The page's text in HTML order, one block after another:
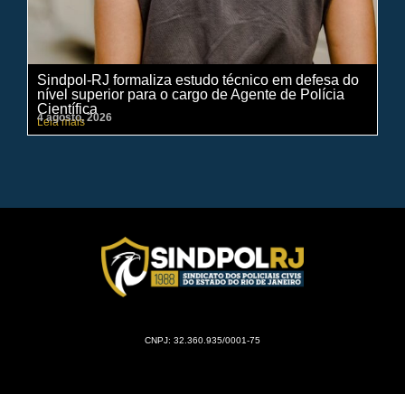
Sindpol-RJ formaliza estudo técnico em defesa do
nível superior para o cargo de Agente de Polícia
Científica
Leia mais
4 agosto, 2026
CNPJ: 32.360.935/0001-75